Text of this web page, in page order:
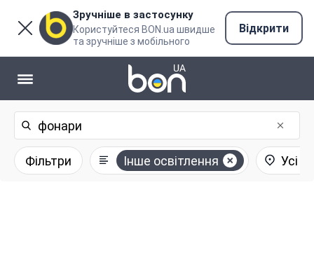
Зручніше в застосунку
Користуйтеся BON.ua швидше
та зручніше з мобільного
Відкрити
Фільтри Інше освітлення Усі